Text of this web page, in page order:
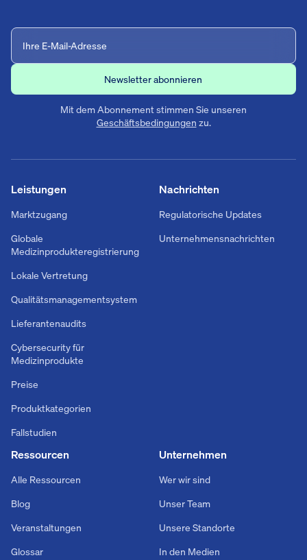
Mit dem Abonnement stimmen Sie unseren
Geschäftsbedingungen zu.
Nachrichten
Regulatorische Updates
Unternehmensnachrichten
Leistungen
Marktzugang
Globale
Medizinprodukteregistrierung
Lokale Vertretung
Qualitätsmanagementsystem
Lieferantenaudits
Cybersecurity für
Medizinprodukte
Preise
Produktkategorien
Fallstudien
Ressourcen
Alle Ressourcen
Blog
Veranstaltungen
Glossar
Unternehmen
Wer wir sind
Unser Team
Unsere Standorte
In den Medien